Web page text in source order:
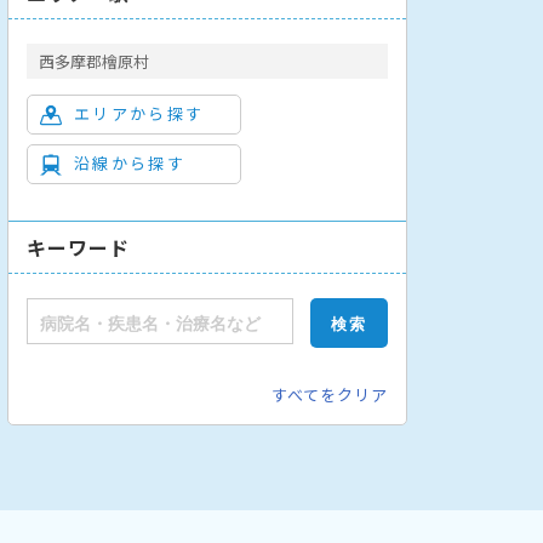
西多摩郡檜原村
エリアから探す
沿線から探す
キーワード
すべてをクリア